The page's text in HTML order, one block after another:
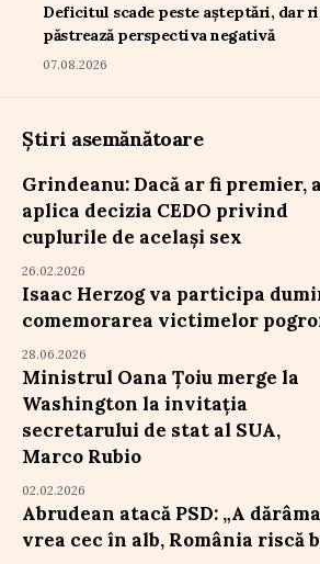
Deficitul scade peste așteptări, dar
păstrează perspectiva negativă
07.08.2026
Știri asemănătoare
Grindeanu: Dacă ar fi premier,
aplica decizia CEDO privind
cuplurile de același sex
26.02.2026
Isaac Herzog va participa
comemorarea victimelor
28.06.2026
Ministrul Oana Țoiu merge la
Washington la invitația
secretarului de stat al SUA,
Marco Rubio
02.02.2026
Abrudean atacă PSD: „A
vrea cec în alb, România riscă